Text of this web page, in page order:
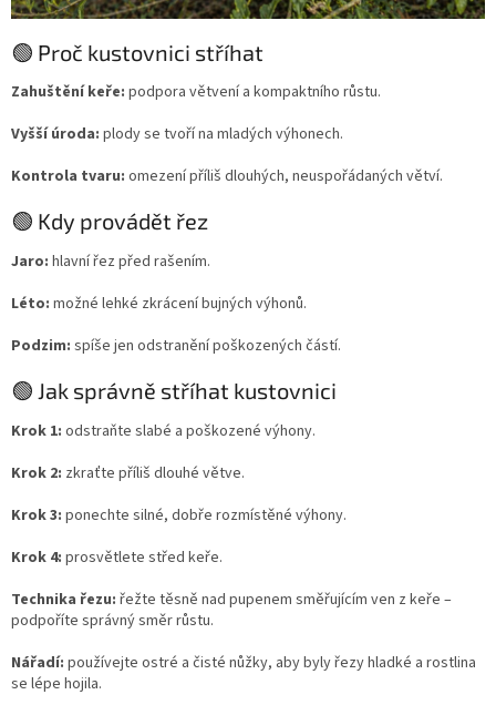
🟢 Proč kustovnici stříhat
Zahuštění keře: podpora větvení a kompaktního růstu.
Vyšší úroda: plody se tvoří na mladých výhonech.
Kontrola tvaru: omezení příliš dlouhých, neuspořádaných větví.
🟢 Kdy provádět řez
Jaro: hlavní řez před rašením.
Léto: možné lehké zkrácení bujných výhonů.
Podzim: spíše jen odstranění poškozených částí.
🟢 Jak správně stříhat kustovnici
Krok 1: odstraňte slabé a poškozené výhony.
Krok 2: zkraťte příliš dlouhé větve.
Krok 3: ponechte silné, dobře rozmístěné výhony.
Krok 4: prosvětlete střed keře.
Technika řezu: řežte těsně nad pupenem směřujícím ven z keře –
podpoříte správný směr růstu.
Nářadí: používejte ostré a čisté nůžky, aby byly řezy hladké a rostlina
se lépe hojila.